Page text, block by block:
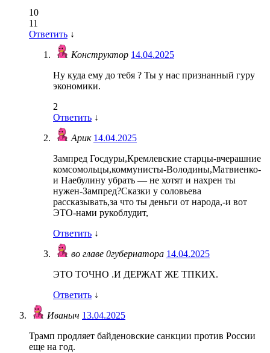
10
11
Ответить ↓
Конструктор 14.04.2025
Ну куда ему до тебя ? Ты у нас признанный гуру
экономики.
2
Ответить ↓
Арик 14.04.2025
Зампред Госдуры,Кремлевские старцы-вчерашние
комсомольцы,коммунисты-Володины,Матвиенко-
и Наебулину убрать — не хотят и нахрен ты
нужен-Зампред?Сказки у соловьева
рассказывать,за что ты деньги от народа,-и вот
ЭТО-нами рукоблудит,
Ответить ↓
во главе 0губернатора 14.04.2025
ЭТО ТОЧНО .И ДЕРЖАТ ЖЕ ТПКИХ.
Ответить ↓
Иваныч 13.04.2025
Трамп продляет байденовские санкции против России
еще на год.